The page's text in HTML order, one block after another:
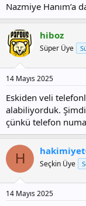
Nazmiye Hanım’a
hiboz
Süper Üye
14 Mayıs 2025
Eskiden veli
alabiliyorduk. Şimdi
çünkü telefon
H Seçkin Üye
14 Mayıs 2025